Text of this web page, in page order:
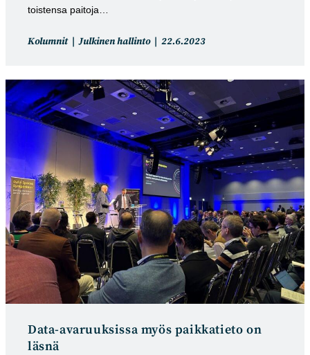
toistensa paitoja…
Artikkelin
Kolumnit Julkinen hallinto
Artikkeli
22.6.2023
Data-avaruuksissa myös paikkatieto on
läsnä